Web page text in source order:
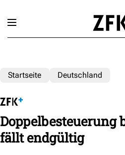
Startseite Deutschland
Doppelbesteuerung
fällt endgültig